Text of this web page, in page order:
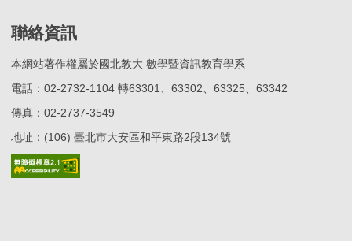
聯絡資訊
本網站著作權屬於國北教大 數學暨資訊教育學系
電話：02-2732-1104 轉63301、63302、63325、63342
傳真：02-2737-3549
地址：(106) 臺北市大安區和平東路2段134號